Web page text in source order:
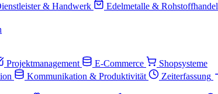
& Handwerk Edelmetalle & Rohstoffhandel
Projektmanagement E-Commerce
Shopsysteme
Kommunikation & Produktivität Zeiterfassung